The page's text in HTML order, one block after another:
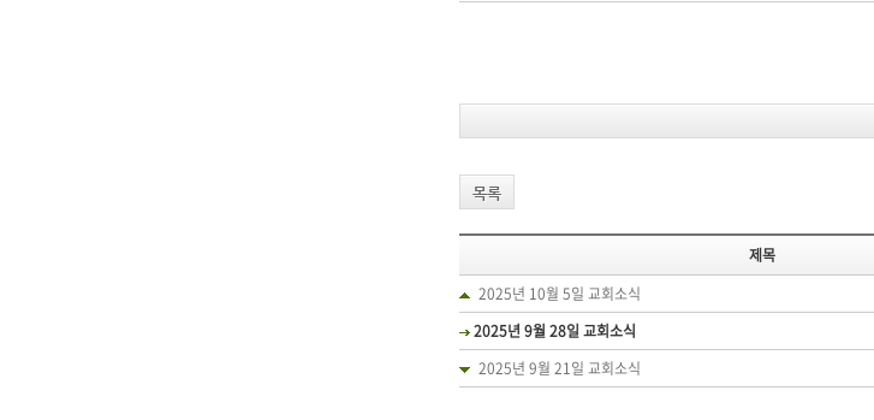
목록
제목
2025년 10월 5일 교회소식
2025년 9월 28일 교회소식
2025년 9월 21일 교회소식